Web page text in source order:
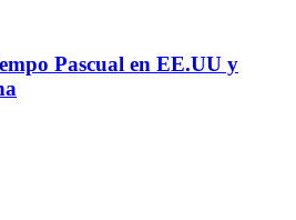
Pascual en EE.UU y